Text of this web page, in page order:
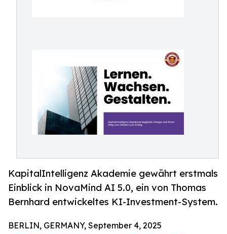
KapitalIntelligenz Akademie gewährt erstmals
Einblick in NovaMind AI 5.0, ein von Thomas
Bernhard entwickeltes KI-Investment-System.
BERLIN, GERMANY, September 4, 2025